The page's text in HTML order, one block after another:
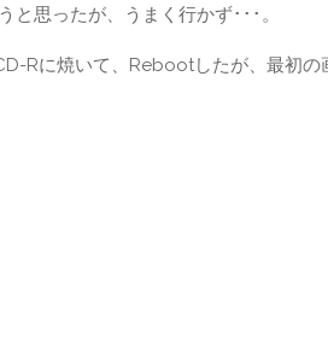
思ったが、うまく行かず･･･。
Rに焼いて、Rebootしたが、最初の